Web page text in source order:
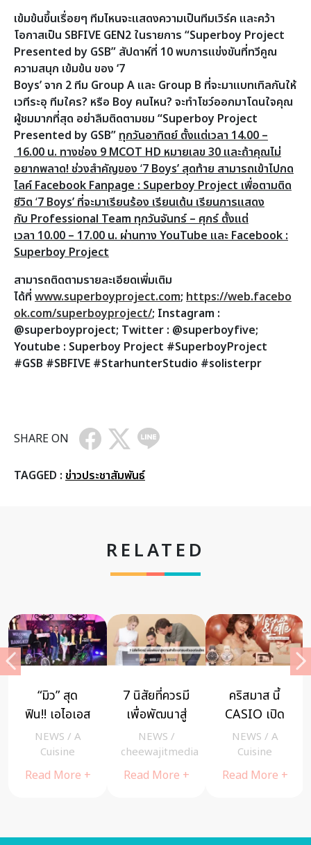
เข้มข้นขึ้นเรื่อยๆ ทีมไหนจะแสดงความเป็นทีมเวิร์ค และคว้า
โอกาสเป็น SBFIVE GEN2 ในรายการ “Superboy Project
Presented by GSB” สัปดาห์ที่ 10 พบการแข่งขันที่ทวีคูณ
ความสนุก เข้มข้น ของ ‘7
Boys’ จาก 2 ทีม Group A และ Group B ที่จะมาแบทเทิลกันให้
เวทีระอุ ทีมใคร? หรือ Boy คนไหน? จะทำโชว์ออกมาโดนใจคุณ
ผู้ชมมากที่สุด อย่าลืมติดตามชม “Superboy Project
Presented by GSB” ทุกวันอาทิตย์ ตั้งแต่เวลา 14.00 –
16.00 น. ทางช่อง 9 MCOT HD หมายเลข 30 และถ้าคุณไม่
อยากพลาด! ช่วงสำคัญของ ‘7 Boys’ สุดท้าย สามารถเข้าไปกด
ไลค์ Facebook Fanpage : Superboy Project เพื่อตามติด
ชีวิต ‘7 Boys’ ที่จะมาเรียนร้อง เรียนเต้น เรียนการแสดง
กับ Professional Team ทุกวันจันทร์ – ศุกร์ ตั้งแต่
เวลา 10.00 – 17.00 น. ผ่านทาง YouTube และ Facebook :
Superboy Project
สามารถติดตามรายละเอียดเพิ่มเติม
ได้ที่ www.superboyproject.com; https://web.facebo
ok.com/superboyproject/; Instagram :
@superboyproject; Twitter : @superboyfive;
Youtube : Superboy Project #SuperboyProject
#GSB #SBFIVE #StarhunterStudio #solisterpr
SHARE ON
TAGGED : ข่าวประชาสัมพันธ์
RELATED
“มิว” สุด
ฟิน!! เอไอเอส
ร่วม
กับ Netflix
ชวนตะลุยโลก
NEWS / A
Cuisine
Read More +
7 นิสัยที่ควรมี
เพื่อพัฒนาสู่
ความสำเร็จ
เอาชนะตัวเอง
ก่อนใคร
NEWS /
cheewajitmedia
Read More +
คริสมาส นี้
CASIO เปิด
ตัวคอลเล
คชั่น G-MS X
Swarovski
NEWS / A
Cuisine
Read More +